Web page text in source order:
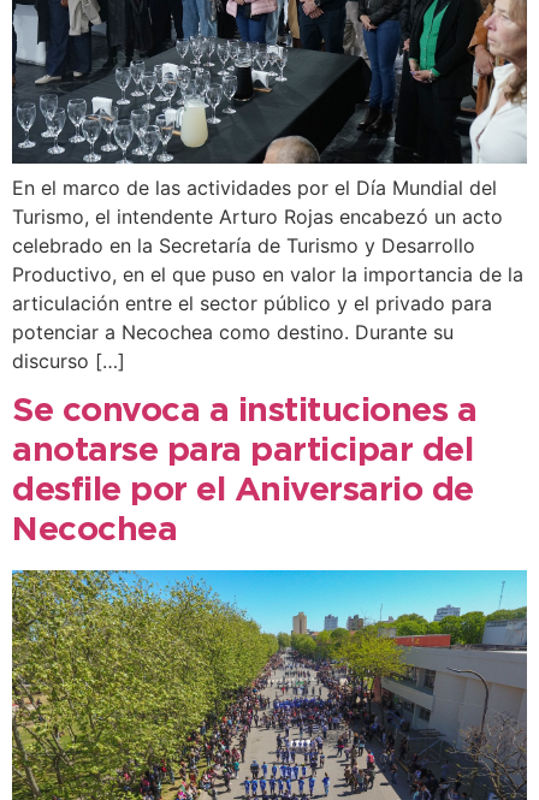
En el marco de las actividades por el Día Mundial del
Turismo, el intendente Arturo Rojas encabezó un acto
celebrado en la Secretaría de Turismo y Desarrollo
Productivo, en el que puso en valor la importancia de la
articulación entre el sector público y el privado para
potenciar a Necochea como destino. Durante su
discurso […]
Se convoca a instituciones a
anotarse para participar del
desfile por el Aniversario de
Necochea